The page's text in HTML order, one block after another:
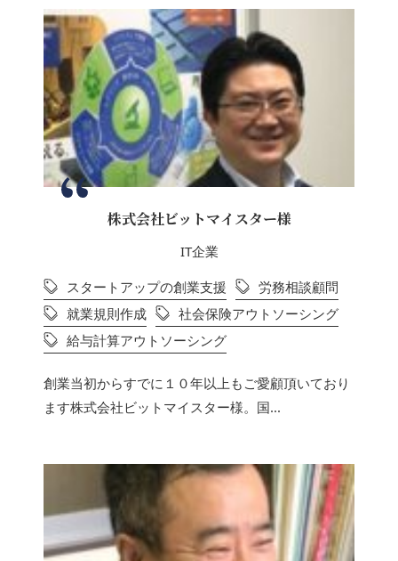
株式会社ビットマイスター様
IT企業
スタートアップの創業支援
労務相談顧問
就業規則作成
社会保険アウトソーシング
給与計算アウトソーシング
創業当初からすでに１０年以上もご愛顧頂いており
ます株式会社ビットマイスター様。国...